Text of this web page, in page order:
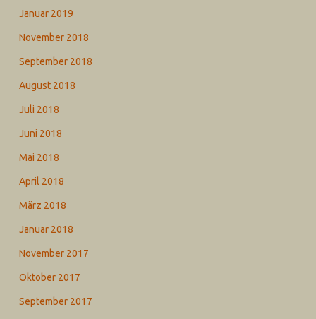
Januar 2019
November 2018
September 2018
August 2018
Juli 2018
Juni 2018
Mai 2018
April 2018
März 2018
Januar 2018
November 2017
Oktober 2017
September 2017